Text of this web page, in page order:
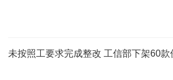
未按照工要求完成整改 工信部下架60